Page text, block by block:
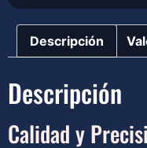
Descripción
Descripción
Calidad y